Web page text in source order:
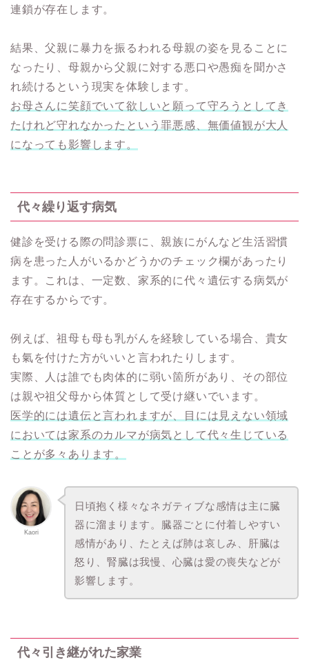
連鎖が存在します。
結果、父親に暴力を振るわれる母親の姿を見ることに
なったり、母親から父親に対する悪口や愚痴を聞かさ
れ続けるという現実を体験します。
お母さんに笑顔でいて欲しいと願って守ろうとしてき
たけれど守れなかったという罪悪感、無価値観が大人
になっても影響します。
代々繰り返す病気
健診を受ける際の問診票に、親族にがんなど生活習慣
病を患った人がいるかどうかのチェック欄があったり
ます。これは、一定数、家系的に代々遺伝する病気が
存在するからです。
例えば、祖母も母も乳がんを経験している場合、貴女
も氣を付けた方がいいと言われたりします。
実際、人は誰でも肉体的に弱い箇所があり、その部位
は親や祖父母から体質として受け継いでいます。
医学的には遺伝と言われますが、目には見えない領域
においては家系のカルマが病気として代々生じている
ことが多々あります。
Kaori
日頃抱く様々なネガティブな感情は主に臓
器に溜まります。臓器ごとに付着しやすい
感情があり、たとえば肺は哀しみ、肝臓は
怒り、腎臓は我慢、心臓は愛の喪失などが
影響します。
代々引き継がれた家業